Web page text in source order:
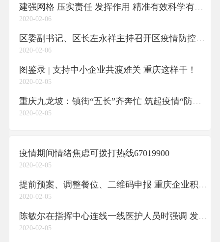
建强网格 压实责任 发挥作用 精准有效科学有序打好疫情防控阻击战
2020-02-06
区委副书记、区长左永祥主持召开区疫情防控工作指挥部会议
2020-02-06
图鉴录 | 支持中小企业共渡难关 重庆这样干！
2020-02-05
重庆九龙坡：镇街“五长”齐奔忙 筑起疫情“防火墙”
2020-02-05
疫情期间情绪焦虑可拨打热线67019900
2020-02-05
提前预案、调整餐位、二维码申报 重庆企业积极完善复工前各项防疫准备工作
2020-02-05
陈敏尔在指挥中心连线一线医护人员时强调 发扬甘于奉献大爱无疆的崇高精神 为打赢疫情防控阻击战再立新功
2020-02-05